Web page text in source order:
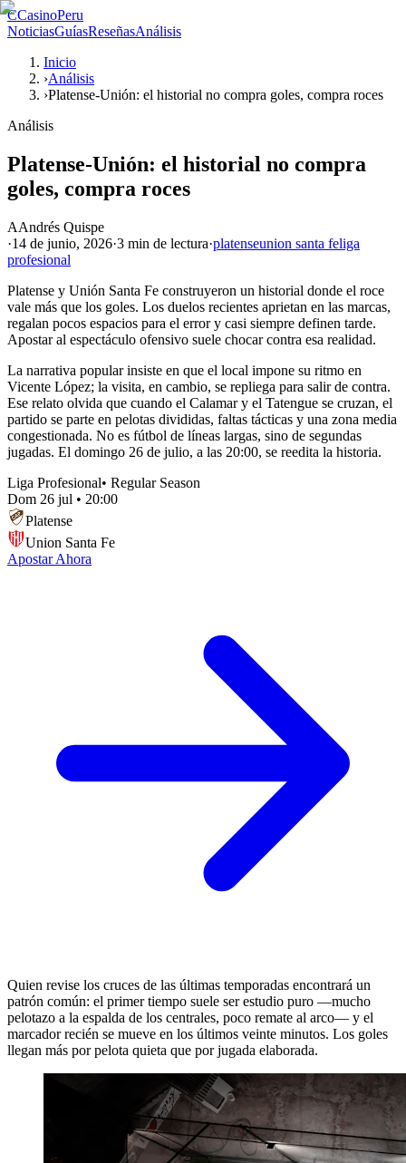
CCasinoPeru
NoticiasGuíasReseñasAnálisis
Inicio
›Análisis
›Platense-Unión: el historial no compra goles, compra roces
Análisis
Platense-Unión: el historial no compra
goles, compra roces
AAndrés Quispe
·14 de junio, 2026·3 min de lectura·platenseunion santa feliga
profesional
Platense y Unión Santa Fe construyeron un historial donde el roce
vale más que los goles. Los duelos recientes aprietan en las marcas,
regalan pocos espacios para el error y casi siempre definen tarde.
Apostar al espectáculo ofensivo suele chocar contra esa realidad.
La narrativa popular insiste en que el local impone su ritmo en
Vicente López; la visita, en cambio, se repliega para salir de contra.
Ese relato olvida que cuando el Calamar y el Tatengue se cruzan, el
partido se parte en pelotas divididas, faltas tácticas y una zona media
congestionada. No es fútbol de líneas largas, sino de segundas
jugadas. El domingo 26 de julio, a las 20:00, se reedita la historia.
Liga Profesional• Regular Season
Dom 26 jul • 20:00
Platense
Union Santa Fe
Apostar Ahora
Quien revise los cruces de las últimas temporadas encontrará un
patrón común: el primer tiempo suele ser estudio puro —mucho
pelotazo a la espalda de los centrales, poco remate al arco— y el
marcador recién se mueve en los últimos veinte minutos. Los goles
llegan más por pelota quieta que por jugada elaborada.